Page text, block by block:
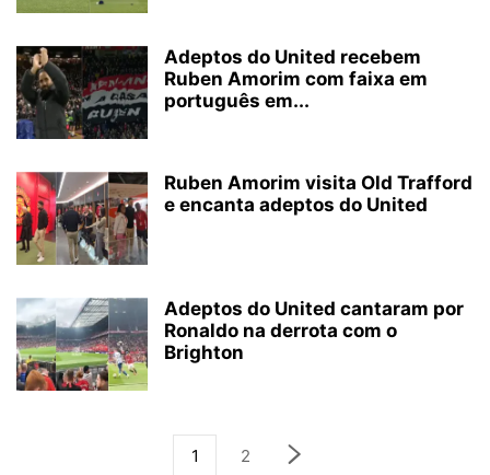
Adeptos do United recebem
Ruben Amorim com faixa em
português em...
Ruben Amorim visita Old Trafford
e encanta adeptos do United
Adeptos do United cantaram por
Ronaldo na derrota com o
Brighton
1 2